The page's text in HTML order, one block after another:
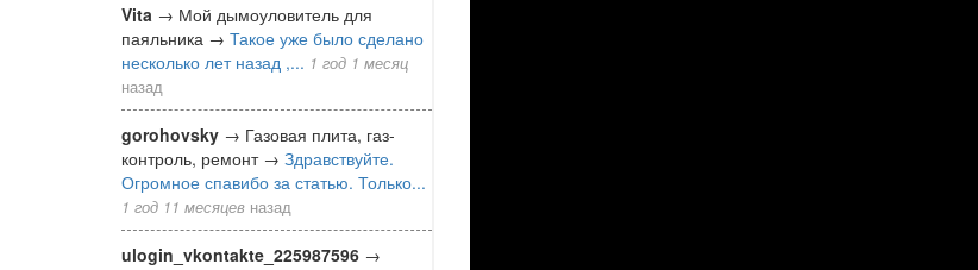
Vita → Мой дымоуловитель для
паяльника → Такое уже было сделано
несколько лет назад ,... 1 год 1 месяц
назад
gorohovsky → Газовая плита, газ-
контроль, ремонт → Здравствуйте.
Огромное спавибо за статью. Только...
1 год 11 месяцев назад
ulogin_vkontakte_225987596 →